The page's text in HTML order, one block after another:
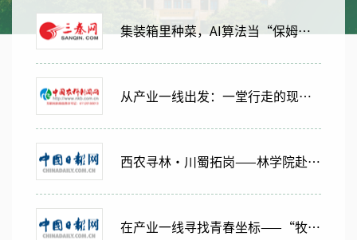
集装箱里种菜，AI算法当“保姆”？这群大学生在杨凌，找到了“新质生产力”的答案
从产业一线出发：一堂行走的现代农业“就业课”
西农寻林・川蜀拓岗——林学院赴成都开展就业实践探访
在产业一线寻找青春坐标——“牧医齐鲁·职引未来”实践团赴山东开展就业探访